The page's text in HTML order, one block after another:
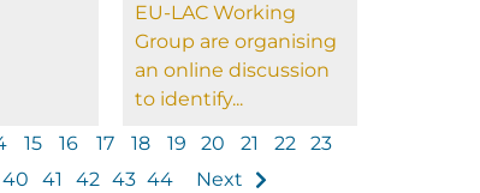
EU-LAC Working
Group are organising
an online discussion
to identify...
15 16 17 18 19 20 21 22
23
40 41 42 43 44 Next